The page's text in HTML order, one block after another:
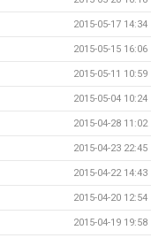
2015-05-17 14:34
2015-05-15 16:06
2015-05-11 10:59
2015-05-04 10:24
2015-04-28 11:02
2015-04-23 22:45
2015-04-22 14:43
2015-04-20 12:54
2015-04-19 19:58